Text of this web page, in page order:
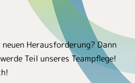
Herausforderung? Dann
Teil unseres Teampflege!